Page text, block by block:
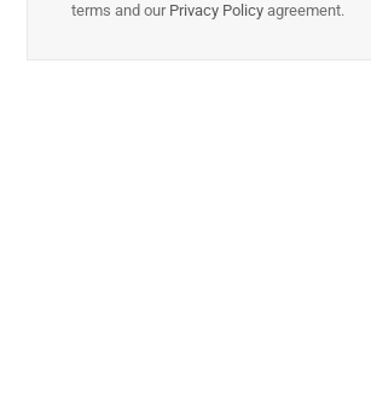
terms and our Privacy Policy agreement.